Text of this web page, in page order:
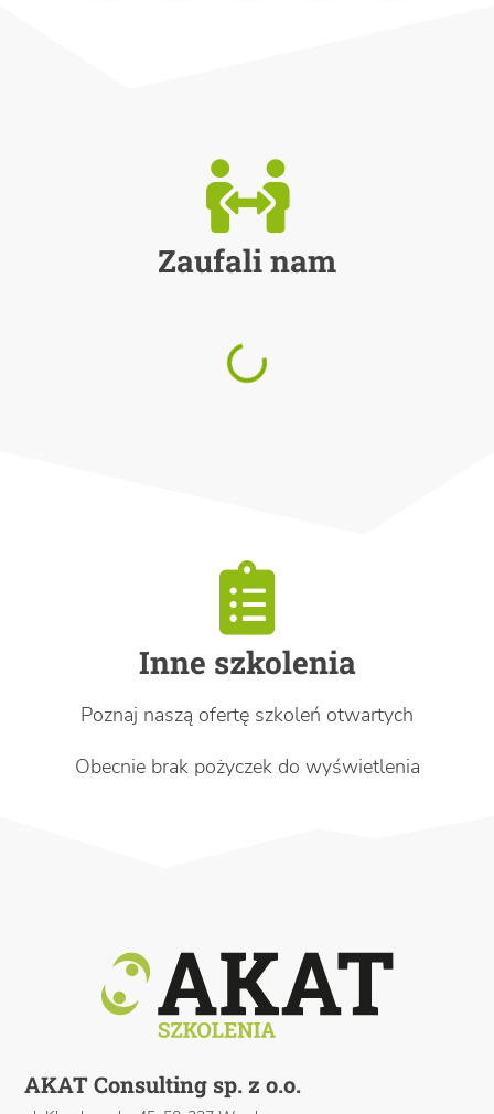
Zaufali nam
Inne szkolenia
Poznaj naszą ofertę szkoleń otwartych
Obecnie brak pożyczek do wyświetlenia
AKAT Consulting sp. z o.o.